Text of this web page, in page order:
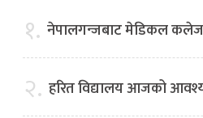
१. नेपालगन्जबाट मेडिकल
२. हरित विद्यालय आजको